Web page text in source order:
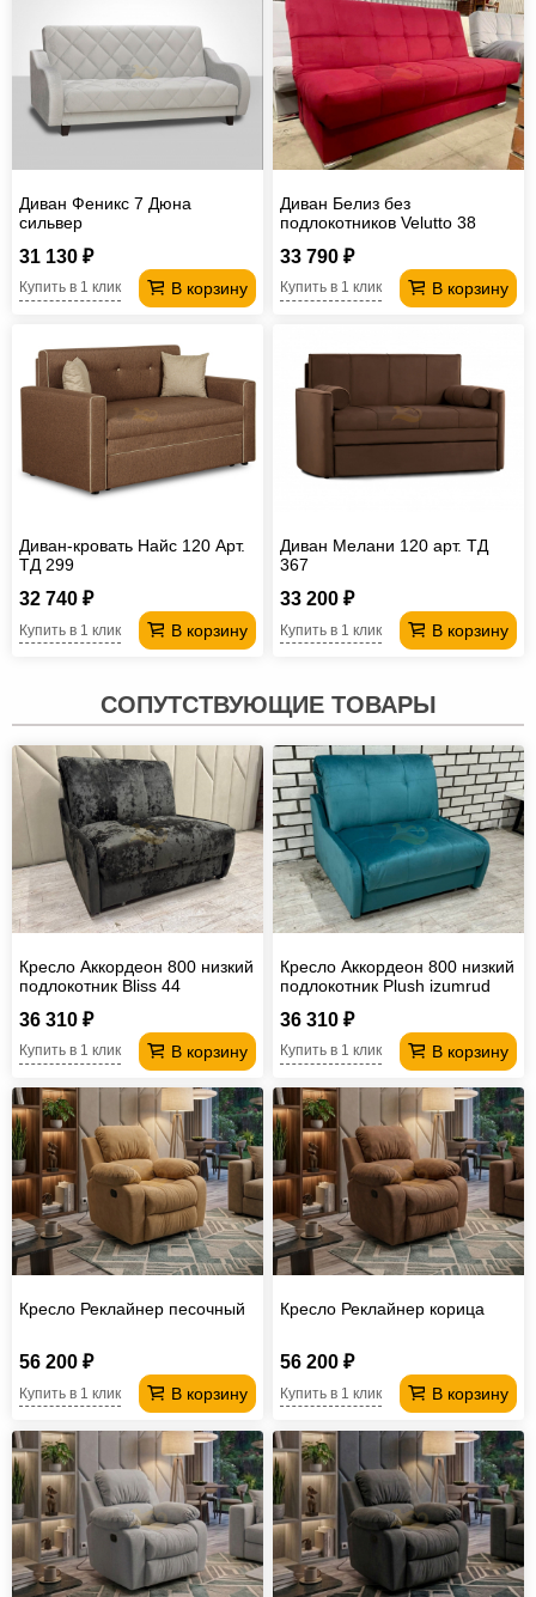
Диван Феникс 7 Дюна
сильвер
31 130 ₽
В корзину
Купить в 1 клик
Диван Белиз без
подлокотников Velutto 38
33 790 ₽
В корзину
Купить в 1 клик
Диван-кровать Найс 120 Арт.
ТД 299
32 740 ₽
В корзину
Купить в 1 клик
Диван Мелани 120 арт. ТД
367
33 200 ₽
В корзину
Купить в 1 клик
СОПУТСТВУЮЩИЕ ТОВАРЫ
Кресло Аккордеон 800 низкий
подлокотник Вliss 44
36 310 ₽
В корзину
Купить в 1 клик
Кресло Аккордеон 800 низкий
подлокотник Plush izumrud
36 310 ₽
В корзину
Купить в 1 клик
Кресло Реклайнер песочный
56 200 ₽
В корзину
Купить в 1 клик
Кресло Реклайнер корица
56 200 ₽
В корзину
Купить в 1 клик